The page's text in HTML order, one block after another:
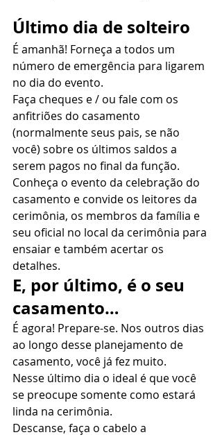
Último dia de solteiro
É amanhã! Forneça a todos um
número de emergência para ligarem
no dia do evento.
Faça cheques e / ou fale com os
anfitriões do casamento
(normalmente seus pais, se não
você) sobre os últimos saldos a
serem pagos no final da função.
Conheça o evento da celebração do
casamento e convide os leitores da
cerimônia, os membros da família e
seu oficial no local da cerimônia para
ensaiar e também acertar os
detalhes.
E, por último, é o seu
casamento…
É agora! Prepare-se. Nos outros dias
ao longo desse planejamento de
casamento, você já fez muito.
Nesse último dia o ideal é que você
se preocupe somente como estará
linda na cerimônia.
Descanse, faça o cabelo a